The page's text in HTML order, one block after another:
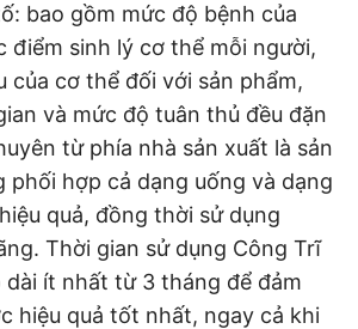
bao gồm mức độ bệnh của
điểm sinh lý cơ thể mỗi người,
của cơ thể đối với sản phẩm,
và mức độ tuân thủ đều đặn
từ phía nhà sản xuất là sản
phối hợp cả dạng uống và dạng
quả, đồng thời sử dụng
Thời gian sử dụng Công Trĩ
dài ít nhất từ 3 tháng để đảm
hiệu quả tốt nhất, ngay cả khi